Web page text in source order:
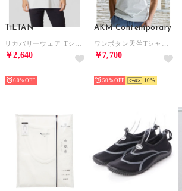
TiLTAN
￥2,640
60%
AKM Contemporary
￥7,700
50% 10